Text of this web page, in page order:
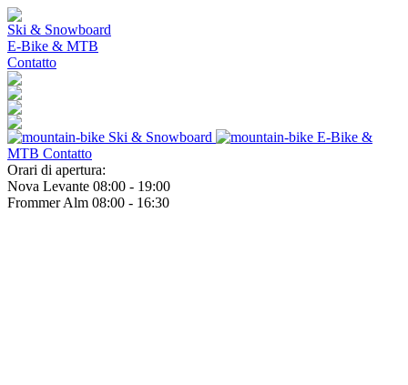
Ski & Snowboard
E-Bike & MTB
Contatto
Ski & Snowboard
E-Bike &
MTB Contatto
Orari di apertura:
Nova Levante 08:00 - 19:00
Frommer Alm 08:00 - 16:30